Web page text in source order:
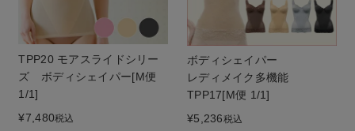
TPP20 モアスライドシリー
ズ ボディシェイパー[M便
1/1]
¥7,480税込
ボディシェイパー
レディメイク多機能
TPP17[M便 1/1]
¥5,236税込